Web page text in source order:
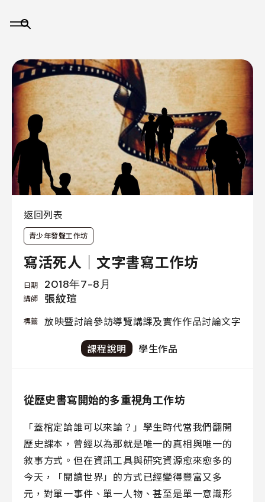
事
記
返回列表
青少年發聲工作坊
寫活死人｜文字書寫工作坊
日期 2018年7-8月
講師 張紋瑄
標籤 放映暨討論參訪導覽講課及實作作品討論文字
課程說明
學生作品
從歷史書寫開始的多重視角工作坊
「蓋棺定論誰可以來論？」學生時代當我們翻開
歷史課本，曾經以為那就是唯一的真相與唯一的
敘事方式。但在資訊工具與研究資源愈來愈多的
今天，「閱讀世界」的方式已經變得豐富又多
元，對單一事件、單一人物、甚至是單一意識形